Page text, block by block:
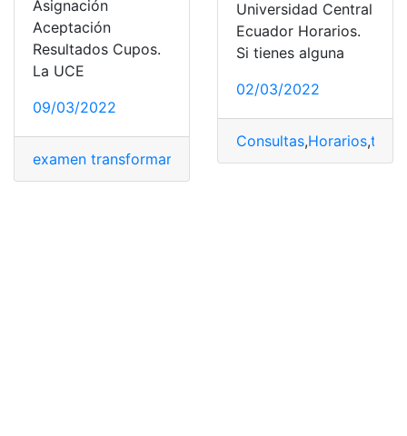
Asignación
Aceptación
Resultados Cupos.
La UCE
09/03/2022
examen transformar Senescyt,UCE,Universidad
Universidad Central
Ecuador Horarios.
Si tienes alguna
02/03/2022
Consultas,Horarios,top2